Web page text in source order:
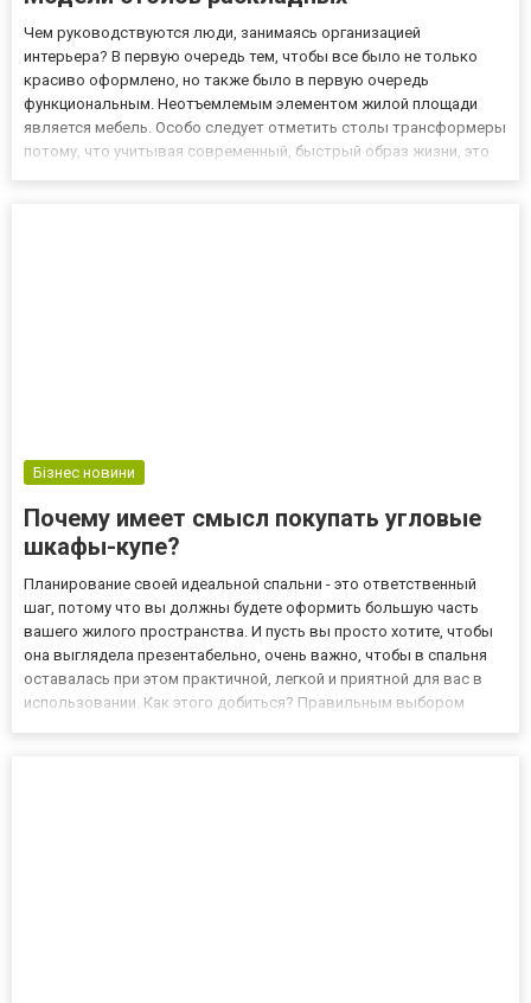
Чем руководствуются люди, занимаясь организацией
интерьера? В первую очередь тем, чтобы все было не только
красиво оформлено, но также было в первую очередь
функциональным. Неотъемлемым элементом жилой площади
является мебель. Особо следует отметить столы трансформеры
потому, что учитывая современный, быстрый образ жизни, это
Бізнес новини
Почему имеет смысл покупать угловые
шкафы-купе?
Планирование своей идеальной спальни - это ответственный
шаг, потому что вы должны будете оформить большую часть
вашего жилого пространства. И пусть вы просто хотите, чтобы
она выглядела презентабельно, очень важно, чтобы в спальня
оставалась при этом практичной, легкой и приятной для вас в
использовании. Как этого добиться? Правильным выбором